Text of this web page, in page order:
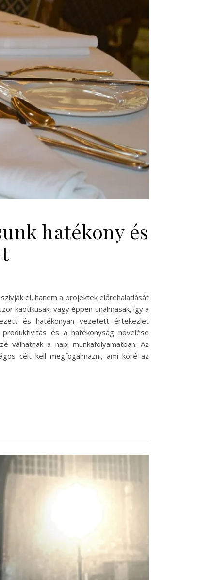
hatékony és
el, hanem a projektek előrehaladását
kaotikusak, vagy éppen unalmasak, így a
és hatékonyan vezetett értekezlet
és a hatékonyság növelése
válhatnak a napi munkafolyamatban. Az
célt kell megfogalmazni, ami köré az